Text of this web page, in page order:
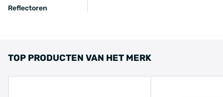
Reflectoren
TOP PRODUCTEN VAN HET MERK